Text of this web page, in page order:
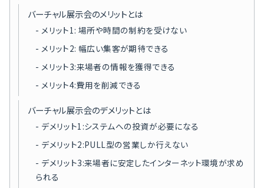
バーチャル展示会のメリットとは
メリット1: 場所や時間の制約を受けない
メリット2: 幅広い集客が期待できる
メリット3:来場者の情報を獲得できる
メリット4:費用を削減できる
バーチャル展示会のデメリットとは
デメリット1:システムへの投資が必要になる
デメリット2:PULL型の営業しか行えない
デメリット3:来場者に安定したインターネット環境が求め
られる